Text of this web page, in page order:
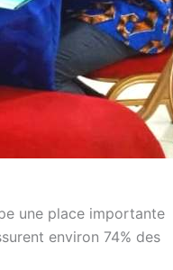
une place importante
environ 74% des